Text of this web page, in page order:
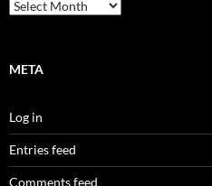
Archives
META
Log in
Entries feed
Comments feed